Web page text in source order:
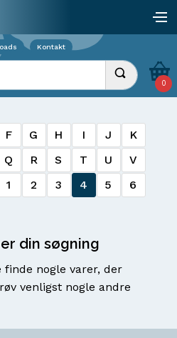
Kontakt
Udfør søgning
0
F G H I J
K
Q R S T U
V
1 2 3 4 5
6
din søgning
nogle varer, der
venligst nogle andre